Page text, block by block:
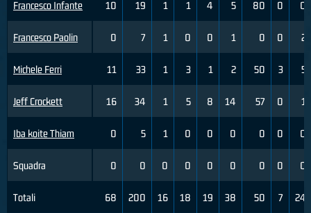
Francesco Infante
Francesco Paolin
Michele Ferri
Jeff Crockett
Iba koite Thiam
Squadra
Totali
10 19 1 1 4 5 80 0 0
0 7 1 0 0 1 0 0 2
11 33 1 3 1 2 50 3 5
16 34 1 5 8 14 57 0 1
0 5 1 0 0 0 0 0 0
0 0 0 0 0 0 0 0 0
68 200 16 18 19 38 50 7 24